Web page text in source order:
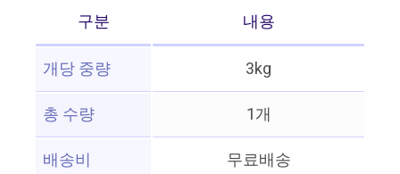
구분
내용
개당 중량
3kg
총 수량
1개
배송비
무료배송